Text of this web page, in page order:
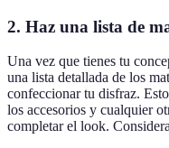
2. Haz una lista de
Una vez que tienes tu
una lista detallada de los
confeccionar tu disfraz.
los accesorios y cualquier
completar el look.